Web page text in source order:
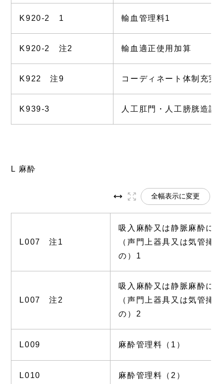
K920-2 1 輸血管理料1
K920-2 注2 輸血適正使用加算
K922 注9 コーディネート体制充実
K939-3 人工肛門・人工膀胱造設
L 麻酔
全幅表示に変更
L007 注1
吸入麻酔又は静脈麻酔に
（声門上器具又は気管挿
の）1
L007 注2
吸入麻酔又は静脈麻酔に
（声門上器具又は気管挿
の）2
L009 麻酔管理料（1）
L010 麻酔管理料（2）